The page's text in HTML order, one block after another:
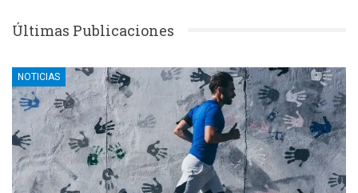
Últimas Publicaciones
NOTICIAS